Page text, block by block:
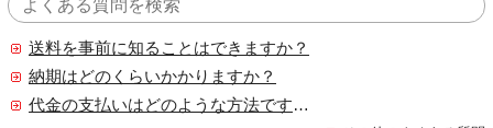
送料を事前に知ることはできますか？
納期はどのくらいかかりますか？
代金の支払いはどのような方法ですか？